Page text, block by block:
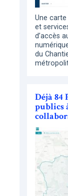
Une
et
d’accès
du
Déjà 84
publics